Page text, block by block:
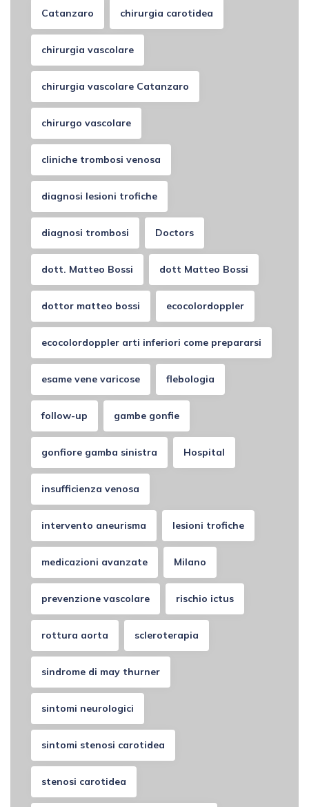
Catanzaro chirurgia carotidea
chirurgia vascolare
chirurgia vascolare Catanzaro
chirurgo vascolare
cliniche trombosi venosa
diagnosi lesioni trofiche
diagnosi trombosi Doctors
dott. Matteo Bossi dott Matteo Bossi
dottor matteo bossi ecocolordoppler
ecocolordoppler arti inferiori come prepararsi
esame vene varicose flebologia
follow-up gambe gonfie
gonfiore gamba sinistra Hospital
insufficienza venosa
intervento aneurisma lesioni trofiche
medicazioni avanzate Milano
prevenzione vascolare rischio ictus
rottura aorta scleroterapia
sindrome di may thurner
sintomi neurologici
sintomi stenosi carotidea
stenosi carotidea